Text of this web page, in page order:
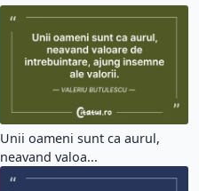
Unii oameni sunt ca aurul,
neavand valoa...